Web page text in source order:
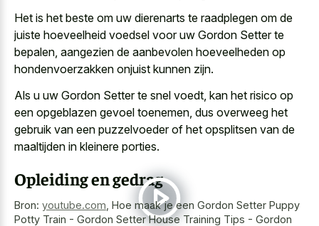
Het is het beste om uw dierenarts te raadplegen om de
juiste hoeveelheid voedsel voor uw Gordon Setter te
bepalen, aangezien de aanbevolen hoeveelheden op
hondenvoerzakken onjuist kunnen zijn.
Als u uw Gordon Setter te snel voedt, kan het risico op
een opgeblazen gevoel toenemen, dus overweeg het
gebruik van een puzzelvoeder of het opsplitsen van de
maaltijden in kleinere porties.
Opleiding en gedrag
Bron: youtube.com Hoe maak je een Gordon Setter Puppy
Potty Train - Gordon Setter House Training Tips - Gordon